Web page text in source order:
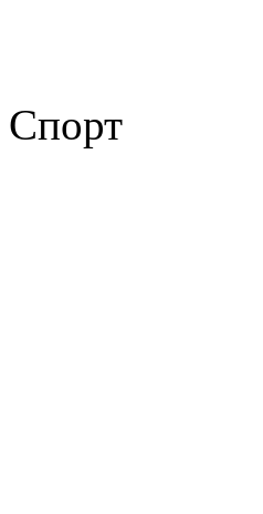
Спорт